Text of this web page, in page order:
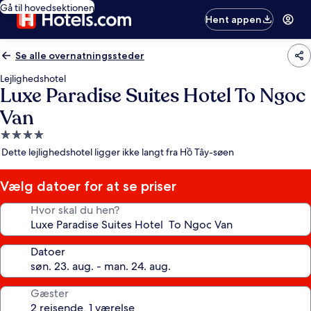
Gå til hovedsektionen
Hent appen
Se alle overnatningssteder
Lejlighedshotel
Luxe Paradise Suites Hotel To Ngoc
Van
4.0-
stjernet
Dette lejlighedshotel ligger ikke langt fra Hồ Tây-søen
Vælg datoer for at se priser
Hvor skal du hen?
Datoer
Gæster